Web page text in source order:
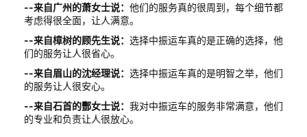
--来自广州的萧女士说： 他们的服务真的很周到，每个细节都
考虑得很全面，让人满意。
--来自樟树的顾先生说： 选择中振运车真的是正确的选择，他
们的服务让人很省心。
--来自眉山的沈经理说： 选择中振运车真的是明智之举，他们
的服务让人很安心。
--来自石首的酆女士说： 我对中振运车的服务非常满意，他们
的专业和负责让人很放心。